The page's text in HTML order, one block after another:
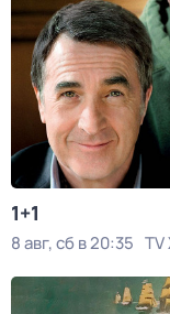
1+1
8 авг, сб в 20:35 TV